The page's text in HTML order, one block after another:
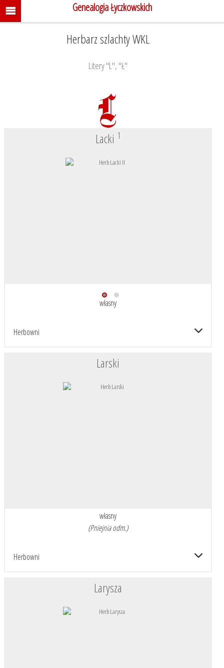
Genealogia Łyczkowskich
Herbarz szlachty WKL
Litery "L", "Ł"
Lacki 1
własny
Herbowni
Larski
własny
(Pniejnia odm.)
Herbowni
Larysza